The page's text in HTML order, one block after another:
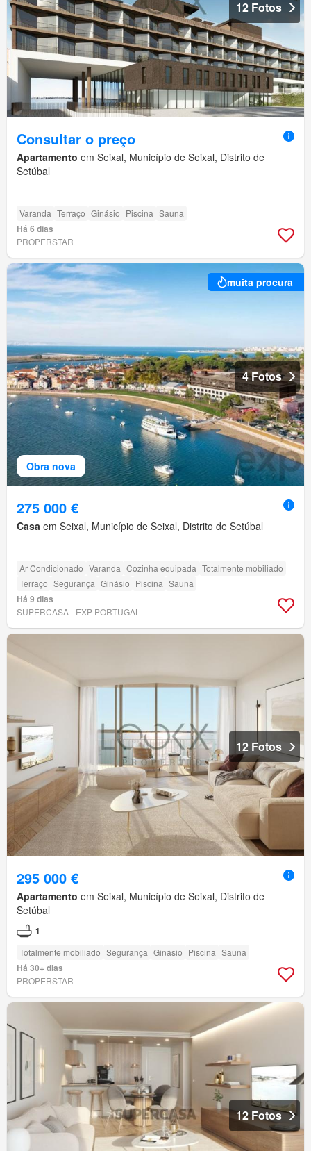
12 Fotos
Consultar o preço
Apartamento em Seixal, Município de Seixal, Distrito de
Setúbal
Varanda Terraço Ginásio Piscina Sauna
Há 6 dias
PROPERSTAR
Obra nova
muita procura
4 Fotos
275 000 €
Casa em Seixal, Município de Seixal, Distrito de Setúbal
Ar Condicionado Varanda Cozinha equipada Totalmente mobiliado
Terraço Segurança Ginásio Piscina Sauna
Há 9 dias
SUPERCASA - EXP PORTUGAL
12 Fotos
295 000 €
Apartamento em Seixal, Município de Seixal, Distrito de
Setúbal
1
Totalmente mobiliado Segurança Ginásio Piscina Sauna
Há 30+ dias
PROPERSTAR
12 Fotos